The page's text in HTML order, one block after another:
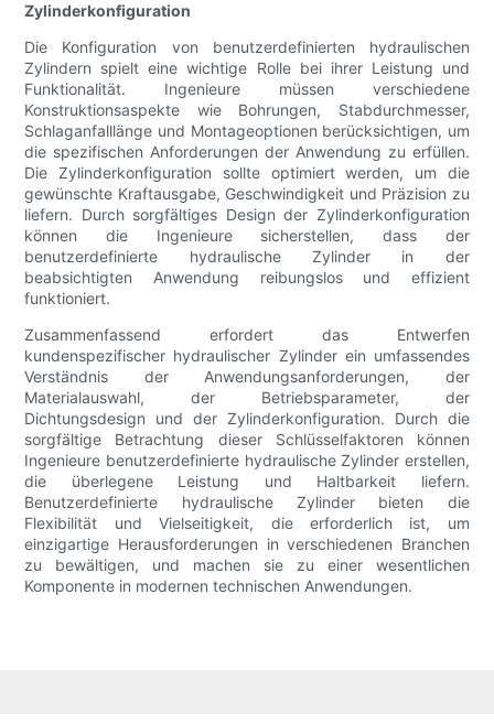
Zylinderkonfiguration
Die Konfiguration von benutzerdefinierten hydraulischen
Zylindern spielt eine wichtige Rolle bei ihrer Leistung und
Funktionalität. Ingenieure müssen verschiedene
Konstruktionsaspekte wie Bohrungen, Stabdurchmesser,
Schlaganfalllänge und Montageoptionen berücksichtigen, um
die spezifischen Anforderungen der Anwendung zu erfüllen.
Die Zylinderkonfiguration sollte optimiert werden, um die
gewünschte Kraftausgabe, Geschwindigkeit und Präzision zu
liefern. Durch sorgfältiges Design der Zylinderkonfiguration
können die Ingenieure sicherstellen, dass der
benutzerdefinierte hydraulische Zylinder in der
beabsichtigten Anwendung reibungslos und effizient
funktioniert.
Zusammenfassend erfordert das Entwerfen
kundenspezifischer hydraulischer Zylinder ein umfassendes
Verständnis der Anwendungsanforderungen, der
Materialauswahl, der Betriebsparameter, der
Dichtungsdesign und der Zylinderkonfiguration. Durch die
sorgfältige Betrachtung dieser Schlüsselfaktoren können
Ingenieure benutzerdefinierte hydraulische Zylinder erstellen,
die überlegene Leistung und Haltbarkeit liefern.
Benutzerdefinierte hydraulische Zylinder bieten die
Flexibilität und Vielseitigkeit, die erforderlich ist, um
einzigartige Herausforderungen in verschiedenen Branchen
zu bewältigen, und machen sie zu einer wesentlichen
Komponente in modernen technischen Anwendungen.